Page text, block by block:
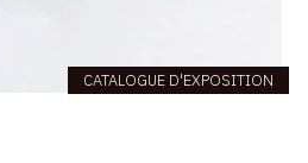
CATALOGUE D'EXPOSITION